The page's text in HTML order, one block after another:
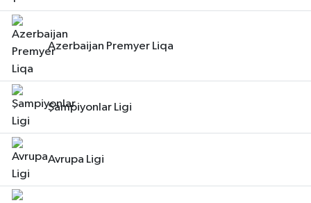
Azerbaijan Premyer Liqa
Şampiyonlar Ligi
Avrupa Ligi